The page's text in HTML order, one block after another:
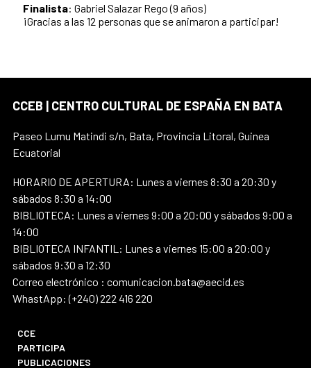
Finalista: Gabriel Salazar Rego (9 años)
¡Gracias a las 12 personas que se animaron a participar!
CCEB | CENTRO CULTURAL DE ESPAÑA EN BATA
Paseo Lumu Matindi s/n, Bata, Provincia Litoral, Guinea
Ecuatorial
HORARIO DE APERTURA: Lunes a viernes 8:30 a 20:30 y
sábados 8:30 a 14:00
BIBLIOTECA: Lunes a viernes 9:00 a 20:00 y sábados 9:00 a
14:00
BIBLIOTECA INFANTIL: Lunes a viernes 15:00 a 20:00 y
sábados 9:30 a 12:30
Correo electrónico : comunicacion.bata@aecid.es
WhastApp: (+240) 222 416 220
CCE
PARTICIPA
PUBLICACIONES